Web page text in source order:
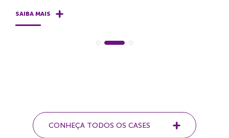
SAIBA MAIS
CONHEÇA TODOS OS CASES